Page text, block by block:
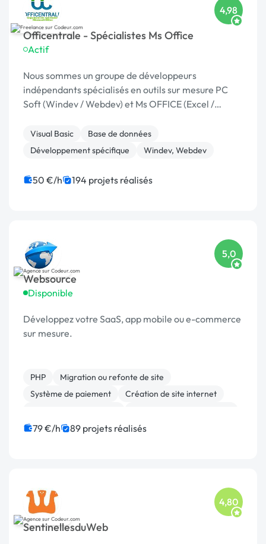
Officentrale - Spécialistes Ms Office
Actif
4,98
Nous sommes un groupe de développeurs
indépendants spécialisés en outils sur mesure PC
Soft (Windev / Webdev) et Ms OFFICE (Excel /
centaines applications. Toujours intéressés par de
nouvelles co...
Visual Basic
Base de données
Développement spécifique
Windev, Webdev
50 €/h 194 projets réalisés
Websource
Disponible
5,0
Développez votre SaaS, app mobile ou e-commerce
sur mesure.
PHP
Migration ou refonte de site
Système de paiement
Création de site internet
JavaScript
SEO / GEO Linux
79 €/h 89 projets réalisés
SentinellesduWeb
4,80